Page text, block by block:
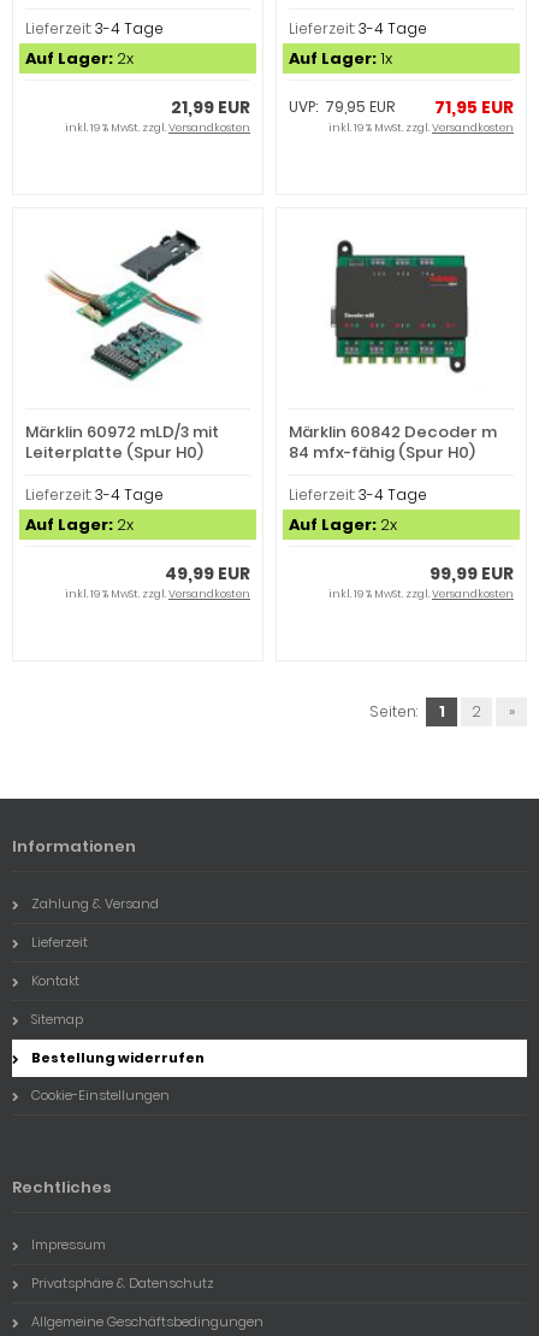
Lieferzeit:3-4 Tage
Auf Lager: 2x
21,99 EUR
inkl. 19 % MwSt. zzgl.Versandkosten
Lieferzeit:3-4 Tage
Auf Lager:1x
71,95 EUR
UVP: 79,95 EUR
inkl. 19 % MwSt. zzgl.Versandkosten
Märklin 60972 mLD/3 mit
Leiterplatte (Spur H0)
Lieferzeit:3-4 Tage
Auf Lager: 2x
49,99 EUR
inkl. 19 % MwSt. zzgl.Versandkosten
Märklin 60842 Decoder m
84 mfx-fähig (Spur H0)
Lieferzeit:3-4 Tage
Auf Lager: 2x
99,99 EUR
inkl. 19 % MwSt. zzgl.Versandkosten
Seiten: 1 2 »
Informationen
Zahlung & Versand
Lieferzeit
Kontakt
Sitemap
Bestellung widerrufen
Cookie-Einstellungen
Rechtliches
Impressum
Privatsphäre & Datenschutz
Allgemeine Geschäftsbedingungen